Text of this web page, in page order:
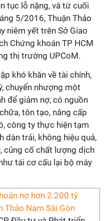
tục lỗ nặng, và từ cuối
5/2016, Thuận Thảo
niêm yết trên Sở Giao
Chứng khoán TP HCM
thị trường UPCoM.
khó khăn về tài chính,
chuyển nhượng một
để giảm nợ, có nguồn
tôn tạo, nâng cấp
công ty thực hiện tạm
dàn trải, không hiệu quả,
củng cố chất lượng dịch
tái cơ cấu lại bộ máy
nợ hơn 2.200 tỷ
Thảo Nam Sài Gòn